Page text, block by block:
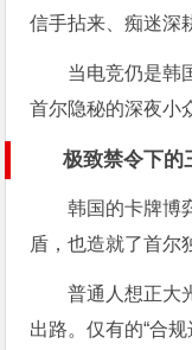
信手拈来、痴迷深
当电竞仍是韩
首尔隐秘的深夜小
极致禁令下的
韩国的卡牌博
盾，也造就了首尔
普通人想正大
出路。仅有的“合